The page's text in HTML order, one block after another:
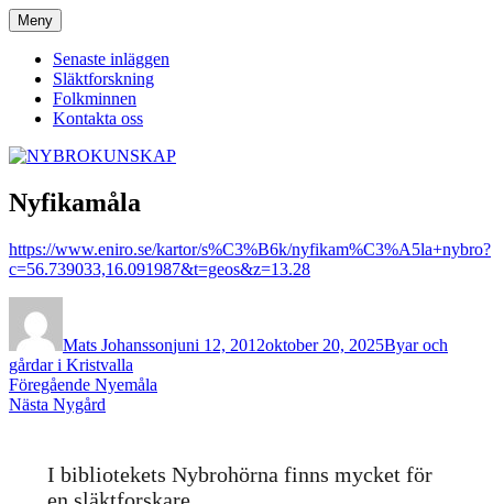
Hoppa
till
innehåll
NYBROKUNSKAP
Meny
Senaste inläggen
Släktforskning
Folkminnen
Kontakta oss
Nyfikamåla
https://www.eniro.se/kartor/s%C3%B6k/nyfikam%C3%A5la+nybro?
c=56.739033,16.091987&t=geos&z=13.28
Mats Johanssonjuni 12, 2012oktober 20, 2025Byar och
gårdar i Kristvalla
Inläggsnavigering
Föregående Föregående
inlägg:
Nyemåla
Nästa Nästa
Nygård
I bibliotekets Nybrohörna finns mycket för